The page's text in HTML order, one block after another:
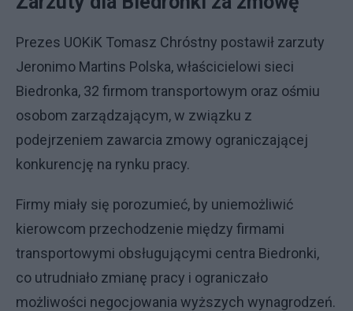
Prezes UOKiK Tomasz Chróstny postawił zarzuty
Jeronimo Martins Polska, właścicielowi sieci
Biedronka, 32 firmom transportowym oraz ośmiu
osobom zarządzającym, w związku z
podejrzeniem zawarcia zmowy ograniczającej
konkurencję na rynku pracy.
Firmy miały się porozumieć, by uniemożliwić
kierowcom przechodzenie między firmami
transportowymi obsługującymi centra Biedronki,
co utrudniało zmianę pracy i ograniczało
możliwości negocjowania wyższych wynagrodzeń.